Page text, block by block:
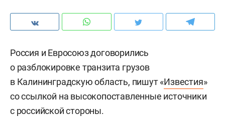
Россия и Евросоюз договорились
о разблокировке транзита грузов
в Калининградскую область, пишут «Известия»
со ссылкой на высокопоставленные источники
с российской стороны.